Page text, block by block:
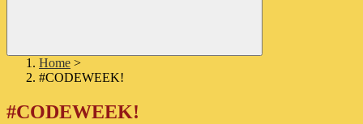
Home >
#CODEWEEK!
#CODEWEEK!